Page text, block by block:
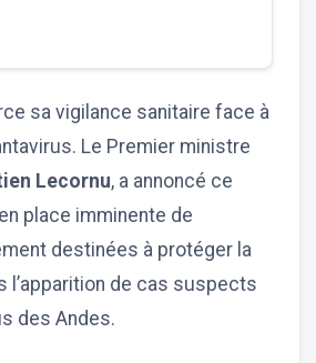
sa vigilance sanitaire face à
Le Premier ministre
Lecornu, a annoncé ce
place imminente de
destinées à protéger la
l’apparition de cas suspects
des Andes.